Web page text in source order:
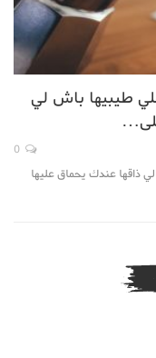
طيبيها باش لي
ذاقها عندك يحماق عليها